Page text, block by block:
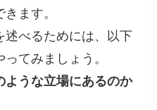
ます。
述べるためには、以下
てみましょう。
ような立場にあるのか